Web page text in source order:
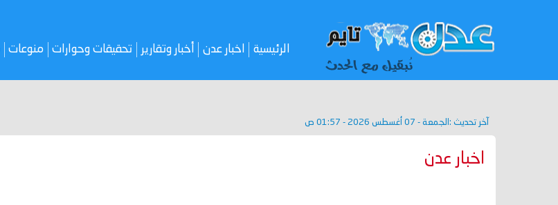
الرئيسية اخبار عدن أخبار وتقارير تحقيقات وحوارات منوعات
آخر تحديث : الجمعة - 07 أغسطس 2026 - 01:57 ص
اخبار عدن